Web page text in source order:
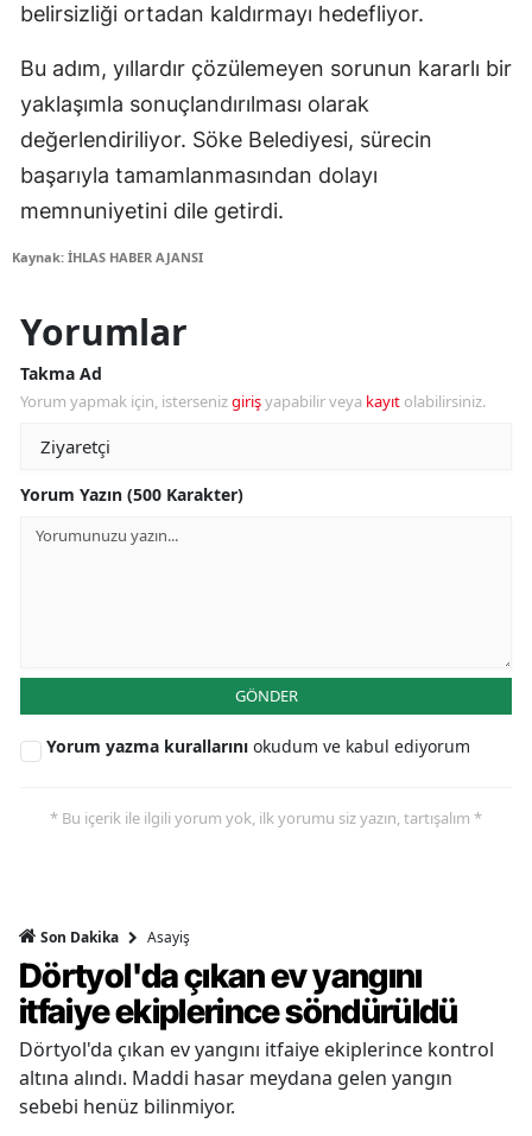
belirsizliği ortadan kaldırmayı hedefliyor.
Bu adım, yıllardır çözülemeyen sorunun kararlı bir
yaklaşımla sonuçlandırılması olarak
değerlendiriliyor. Söke Belediyesi, sürecin
başarıyla tamamlanmasından dolayı
memnuniyetini dile getirdi.
Kaynak: İHLAS HABER AJANSI
Yorumlar
Takma Ad
Yorum yapmak için, istersenizgirişyapabilir veya kayıt olabilirsiniz.
Yorum Yazın (500 Karakter)
GÖNDER
Yorum yazma kurallarını okudum ve kabul ediyorum
* Bu içerik ile ilgili yorum yok, ilk yorumu siz yazın, tartışalım *
Son Dakika Asayiş
Dörtyol'da çıkan ev yangını
itfaiye ekiplerince söndürüldü
Dörtyol'da çıkan ev yangını itfaiye ekiplerince kontrol
altına alındı. Maddi hasar meydana gelen yangın
sebebi henüz bilinmiyor.